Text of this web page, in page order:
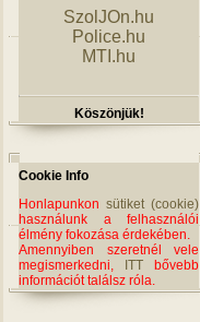
SzolJOn.hu
Police.hu
MTI.hu
Köszönjük!
Cookie Info
Honlapunkon sütiket (cookie)
használunk a felhasználói
élmény fokozása érdekében.
Amennyiben szeretnél vele
megismerkedni,
ITT bővebb
információt találsz róla.